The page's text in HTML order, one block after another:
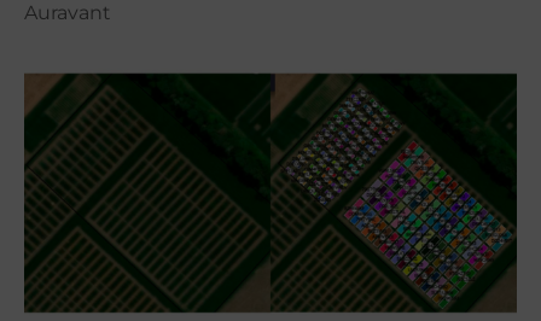
Auravant